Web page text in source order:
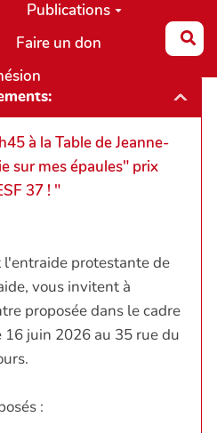
Publications
Faire un don
à la Table de Jeanne-
sur mes épaules" prix
37 ! "
l'entraide protestante de
vous invitent à
proposée dans le cadre
16 juin 2026 au 35 rue du
: